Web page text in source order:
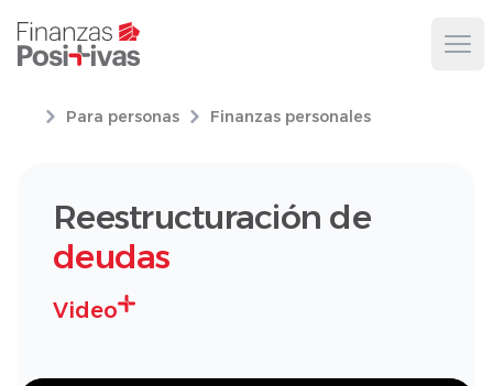
Para personas Finanzas personales
Reestructuración de
deudas
Video